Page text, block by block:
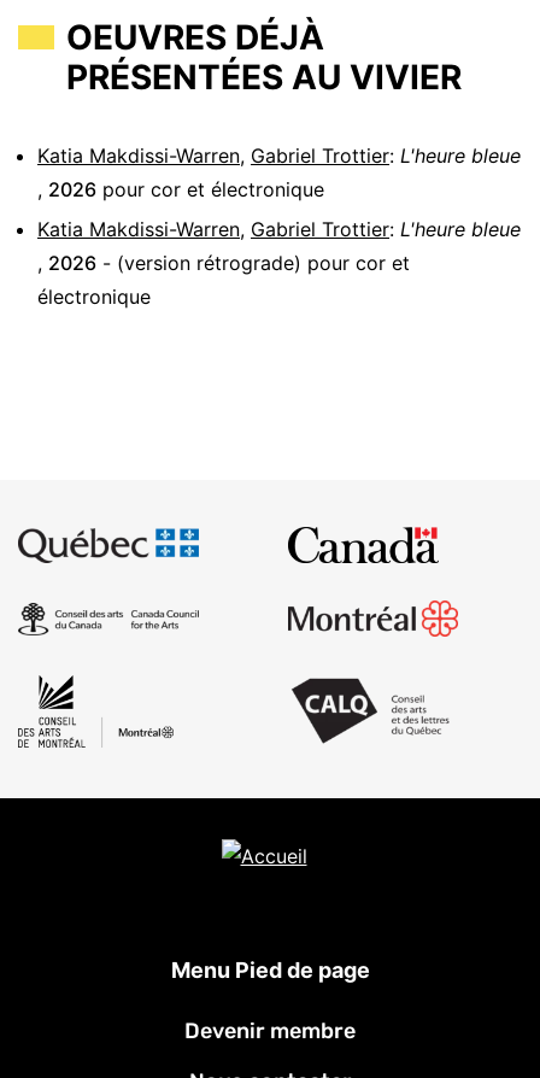
OEUVRES DÉJÀ
PRÉSENTÉES AU VIVIER
Katia Makdissi-Warren, Gabriel Trottier: L'heure bleue
, 2026 pour cor et électronique
Katia Makdissi-Warren, Gabriel Trottier: L'heure bleue
, 2026 - (version rétrograde) pour cor et
électronique
Menu Pied de page
Devenir membre